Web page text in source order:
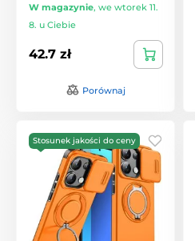
W magazynie, we wtorek 11.
8. u Ciebie
42.7 zł
Porównaj
Stosunek jakości do ceny